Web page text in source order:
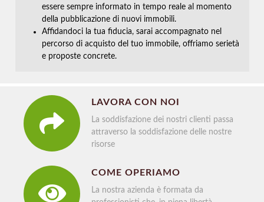
essere sempre informato in tempo reale al momento
della pubblicazione di nuovi immobili.
Affidandoci la tua fiducia, sarai accompagnato nel
percorso di acquisto del tuo immobile, offriamo serietà
e proposte concrete.
LAVORA CON NOI
La soddisfazione dei nostri clienti passa
attraverso la soddisfazione delle nostre
risorse
COME OPERIAMO
La nostra azienda è formata da